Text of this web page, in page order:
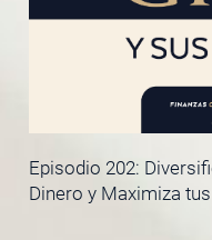
Episodio 202:
Dinero y Maximiza